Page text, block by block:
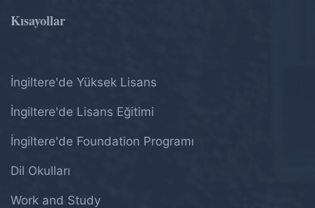
Kısayollar
İngiltere'de Yüksek Lisans
İngiltere'de Lisans Eğitimi
İngiltere'de Foundation Programı
Dil Okulları
Work and Study